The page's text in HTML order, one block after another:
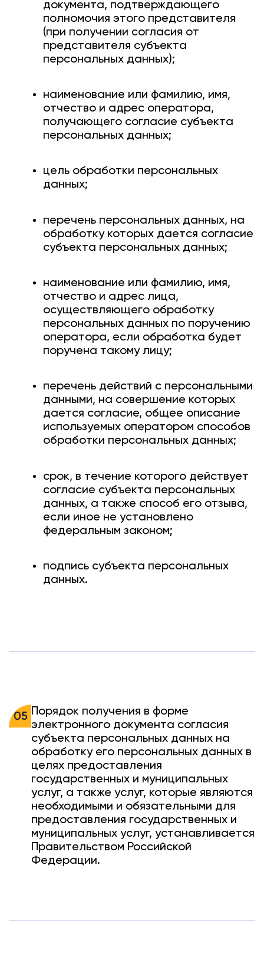
документа, подтверждающего
полномочия этого представителя
(при получении согласия от
представителя субъекта
персональных данных);
наименование или фамилию, имя,
отчество и адрес оператора,
получающего согласие субъекта
персональных данных;
цель обработки персональных
данных;
перечень персональных данных, на
обработку которых дается согласие
субъекта персональных данных;
наименование или фамилию, имя,
отчество и адрес лица,
осуществляющего обработку
персональных данных по поручению
оператора, если обработка будет
поручена такому лицу;
перечень действий с персональными
данными, на совершение которых
дается согласие, общее описание
используемых оператором способов
обработки персональных данных;
срок, в течение которого действует
согласие субъекта персональных
данных, а также способ его отзыва,
если иное не установлено
федеральным законом;
подпись субъекта персональных
данных.
05
Порядок получения в форме
электронного документа согласия
субъекта персональных данных на
обработку его персональных данных в
целях предоставления
государственных и муниципальных
услуг, а также услуг, которые являются
необходимыми и обязательными для
предоставления государственных и
муниципальных услуг, устанавливается
Правительством Российской
Федерации.